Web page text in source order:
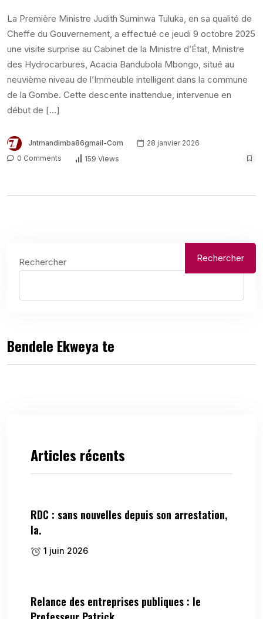
La Première Ministre Judith Suminwa Tuluka, en sa qualité de
Cheffe du Gouvernement, a effectué ce jeudi 9 octobre 2025
une visite surprise au Cabinet de la Ministre d’État, Ministre
des Hydrocarbures, Acacia Bandubola Mbongo, situé au
neuvième niveau de l’Immeuble intelligent dans la commune
de la Gombe. Cette descente inattendue, intervenue en
début de […]
Jntmandimba86gmail-Com
28 janvier 2026
0 Comments
159 Views
Rechercher Rechercher
Bendele Ekweya te
Articles récents
RDC : sans nouvelles depuis son arrestation,
la.
1 juin 2026
Relance des entreprises publiques : le